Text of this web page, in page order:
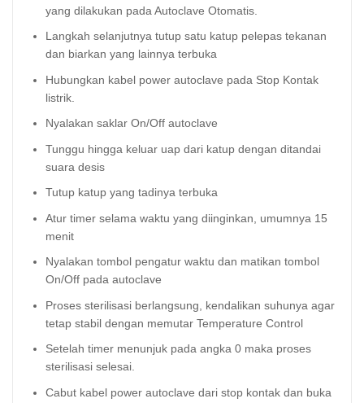
yang dilakukan pada Autoclave Otomatis.
Langkah selanjutnya tutup satu katup pelepas tekanan
dan biarkan yang lainnya terbuka
Hubungkan kabel power autoclave pada Stop Kontak
listrik.
Nyalakan saklar On/Off autoclave
Tunggu hingga keluar uap dari katup dengan ditandai
suara desis
Tutup katup yang tadinya terbuka
Atur timer selama waktu yang diinginkan, umumnya 15
menit
Nyalakan tombol pengatur waktu dan matikan tombol
On/Off pada autoclave
Proses sterilisasi berlangsung, kendalikan suhunya agar
tetap stabil dengan memutar Temperature Control
Setelah timer menunjuk pada angka 0 maka proses
sterilisasi selesai.
Cabut kabel power autoclave dari stop kontak dan buka